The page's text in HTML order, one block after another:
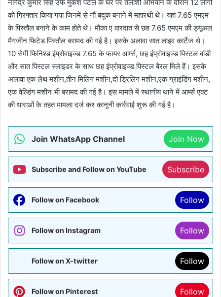
नागेंद्र कुमार सिंह उर्फ मुकेश पटेल के घर पर तलाशी अभियान के दौरान 12 लोगों
को गिरफ्तार किया गया जिनमें से नौ बंदूक बनाने में महारथी थे। यहां 7.65 एमएम
के पिस्तौल बनाने के काम होते थे। मौका ए वारदात से छह 7.65 एमएम की ड्यूअल
मैगजीन फिटेड पिस्तौल बरामद की गई है। इसके अलावा सात लाइव कार्टेज थे।
10 सेमी फिनिश्ड इंप्रोवाइज्ड 7.65 के फायर आर्म्स, छह इंप्रोवाइज्ड पिस्टल बॉडी
और सात पिस्टल स्लाइडर के साथ छह इंप्रोवाइज्ड पिस्टल बैरल मिले हैं। इसके
अलावा एक लेथ मशीन,तीन मिलिंग मशीन,दो ड्रिलिंग मशीन,एक ग्राइंडिंग मशीन,
एक वेल्डिंग मशीन भी बरामद की गई है। इस मामले में स्थानीय थाने में आर्म्स एक्ट
की धाराओं के तहत मामला दर्ज कर कानूनी कार्रवाई शुरू की गई है।
Join WhatsApp Channel Join Now
Subscribe and Follow on YouTube Subscribe
Follow on Facebook Follow
Follow on Instagram Follow
Follow on X-twitter Follow
Follow on Pinterest Follow